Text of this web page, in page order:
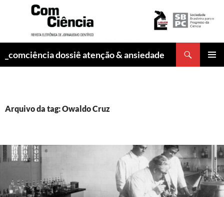
_comciência dossiê atenção & ansiedade
Arquivo da tag: Owaldo Cruz